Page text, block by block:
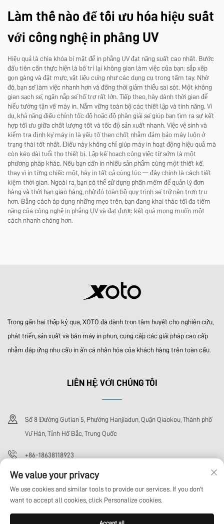
Làm thế nào để tối ưu hóa hiệu suất
với công nghệ in phẳng UV
Hiệu quả là chìa khóa bí mật để in phẳng UV đạt năng suất cao nhất. Bước
đầu tiên cần thực hiện là bố trí lại không gian làm việc của bạn: sắp xếp
gọn gàng và đặt mực, vật liệu cũng như các dụng cụ trong tầm tay. Nhờ
đó, bạn sẽ làm việc nhanh hơn và đồng thời giảm thiểu sai sót. Một không
gian sạch sẽ, ngăn nắp sẽ hỗ trợ rất lớn. Tiếp theo, hãy dành thời gian để
hiểu tường tận về máy in. Nắm vững toàn bộ các thiết lập và tính năng. Ví
dụ, khả năng điều chỉnh tốc độ hoặc độ phân giải sẽ giúp bạn tìm ra sự kết
hợp tối ưu giữa chất lượng tốt và tốc độ sản xuất nhanh. Việc vệ sinh và
kiểm tra định kỳ máy in là yếu tố then chốt nhằm đảm bảo máy luôn ở
trạng thái tốt nhất. Điều này không chỉ giúp máy in hoạt động hiệu quả mà
còn kéo dài tuổi thọ thiết bị. Lập kế hoạch công việc từ sớm là một
phương pháp khác. Nếu bạn cần in nhiều sản phẩm cùng một thiết kế,
thay vì in từng chiếc một, hãy in tất cả cùng lúc — đây chính là cách tiết
kiệm thời gian. Ngoài ra, bạn có thể sử dụng phần mềm để quản lý đơn
hàng và thời hạn giao hàng, nhờ đó toàn bộ quy trình sẽ trở nên trơn tru
hơn. Bằng cách áp dụng những mẹo trên, bạn đang khai thác tối đa tiềm
năng của công nghệ in phẳng UV và đạt được kết quả mong muốn một
cách nhanh chóng hơn.
Trong gần hai thập kỷ qua, XOTO đã dành trọn tâm huyết cho nghiên cứu,
phát triển, sản xuất và bán máy in phun, cung cấp các giải pháp cao cấp
nhằm đáp ứng nhu cầu in ấn cá nhân hóa của khách hàng trên toàn cầu.
LIÊN HỆ VỚI CHÚNG TÔI
Số 8 Đường Gutian 5, Phường Hanjiadun, Quận Qiaokou, Thành phố
Vũ Hán, Tỉnh Hồ Bắc, Trung Quốc
+86-18638118923
[email protected]
Bản quyền © Công ty TNHH Công nghệ Wuhan Xoto. Tất cả các quyền được
We value your privacy
We use cookies and similar tools to provide our services. If you don't
want to accept all cookies, click Personalize cookies.